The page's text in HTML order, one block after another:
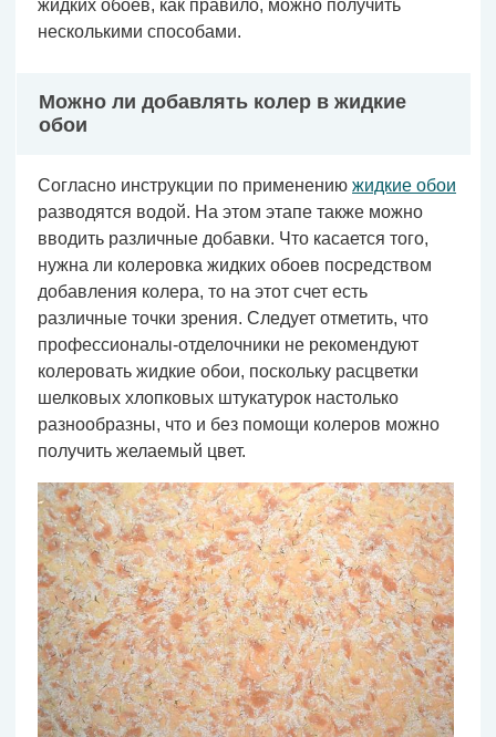
жидких обоев, как правило, можно получить
несколькими способами.
Можно ли добавлять колер в жидкие
обои
Согласно инструкции по применению жидкие обои
разводятся водой. На этом этапе также можно
вводить различные добавки. Что касается того,
нужна ли колеровка жидких обоев посредством
добавления колера, то на этот счет есть
различные точки зрения. Следует отметить, что
профессионалы-отделочники не рекомендуют
колеровать жидкие обои, поскольку расцветки
шелковых хлопковых штукатурок настолько
разнообразны, что и без помощи колеров можно
получить желаемый цвет.